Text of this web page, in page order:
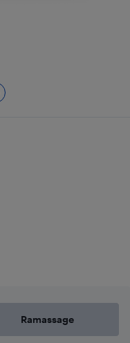
Ramassage